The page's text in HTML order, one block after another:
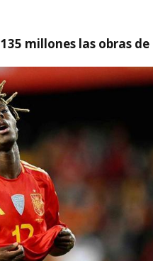
millones las obras